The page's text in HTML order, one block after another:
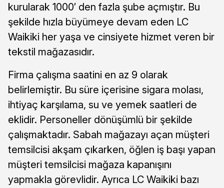
kurularak 1000′ den fazla şube açmıştır. Bu
şekilde hızla büyümeye devam eden LC
Waikiki her yaşa ve cinsiyete hizmet veren bir
tekstil mağazasıdır.
Firma çalışma saatini en az 9 olarak
belirlemiştir. Bu süre içerisine sigara molası,
ihtiyaç karşılama, su ve yemek saatleri de
eklidir. Personeller dönüşümlü bir şekilde
çalışmaktadır. Sabah mağazayı açan müşteri
temsilcisi akşam çıkarken, öğlen iş başı yapan
müşteri temsilcisi mağaza kapanışını
yapmakla görevlidir. Ayrıca LC Waikiki bazı